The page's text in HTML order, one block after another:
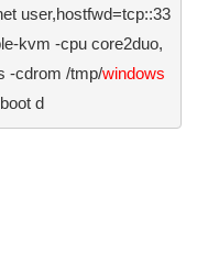
user,hostfwd=tcp::33
kvm -cpu core2duo,
-cdrom /tmp/windows
d